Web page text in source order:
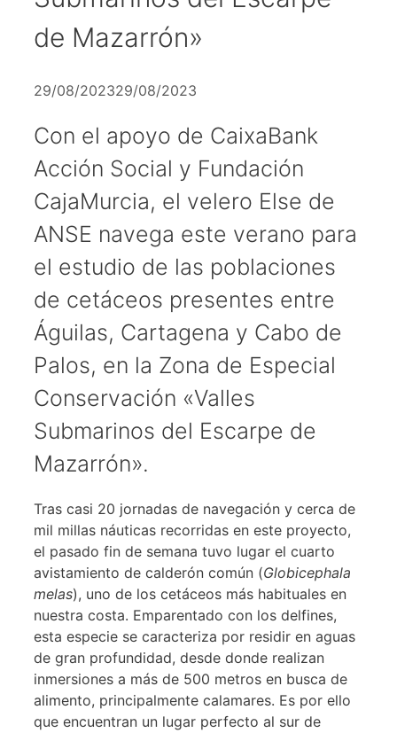
de Mazarrón»
29/08/202329/08/2023
Con el apoyo de CaixaBank
Acción Social y Fundación
CajaMurcia, el velero Else de
ANSE navega este verano para
el estudio de las poblaciones
de cetáceos presentes entre
Águilas, Cartagena y Cabo de
Palos, en la Zona de Especial
Conservación «Valles
Submarinos del Escarpe de
Mazarrón».
Tras casi 20 jornadas de navegación y cerca de
mil millas náuticas recorridas en este proyecto,
el pasado fin de semana tuvo lugar el cuarto
avistamiento de calderón común (Globicephala
melas), uno de los cetáceos más habituales en
nuestra costa. Emparentado con los delfines,
esta especie se caracteriza por residir en aguas
de gran profundidad, desde donde realizan
inmersiones a más de 500 metros en busca de
alimento, principalmente calamares. Es por ello
que encuentran un lugar perfecto al sur de